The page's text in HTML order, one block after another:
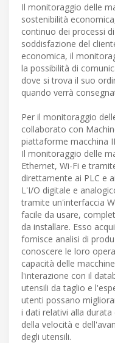
Il monitoraggio delle
sostenibilità
continuo dei processi
soddisfazione del
economica, il
la possibilità di
dove si trova il suo
quando verrà
Per il monitoraggio
collaborato con
piattaforme macchina
Il monitoraggio delle
Ethernet, Wi-Fi e
direttamente ai PLC e
L'I/O digitale e
tramite un'interfaccia
facile da usare,
da installare. Esso
fornisce analisi di
conoscere le loro
capacità delle
l'interazione con il
utensili da taglio e
utenti possano
i dati relativi alla
della velocità e
degli utensili.